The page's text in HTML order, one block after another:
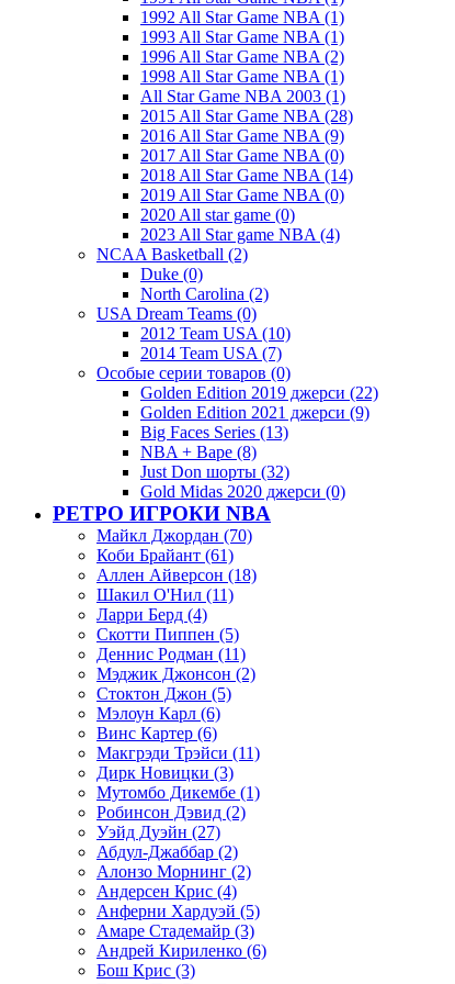
1992 All Star Game NBA (1)
1993 All Star Game NBA (1)
1996 All Star Game NBA (2)
1998 All Star Game NBA (1)
All Star Game NBA 2003 (1)
2015 All Star Game NBA (28)
2016 All Star Game NBA (9)
2017 All Star Game NBA (0)
2018 All Star Game NBA (14)
2019 All Star Game NBA (0)
2020 All star game (0)
2023 All Star game NBA (4)
NCAA Basketball (2)
Duke (0)
North Carolina (2)
USA Dream Teams (0)
2012 Team USA (10)
2014 Team USA (7)
Особые серии товаров (0)
Golden Edition 2019 джерси (22)
Golden Edition 2021 джерси (9)
Big Faces Series (13)
NBA + Bape (8)
Just Don шорты (32)
Gold Midas 2020 джерси (0)
РЕТРО ИГРОКИ NBA
Майкл Джордан (70)
Коби Брайант (61)
Аллен Айверсон (18)
Шакил О'Нил (11)
Ларри Берд (4)
Скотти Пиппен (5)
Деннис Родман (11)
Мэджик Джонсон (2)
Стоктон Джон (5)
Мэлоун Карл (6)
Винс Картер (6)
Макгрэди Трэйси (11)
Дирк Новицки (3)
Мутомбо Дикембе (1)
Робинсон Дэвид (2)
Уэйд Дуэйн (27)
Абдул-Джаббар (2)
Алонзо Морнинг (2)
Андерсен Крис (4)
Анферни Xардуэй (5)
Амаре Стадемайр (3)
Андрей Кириленко (6)
Бош Крис (3)